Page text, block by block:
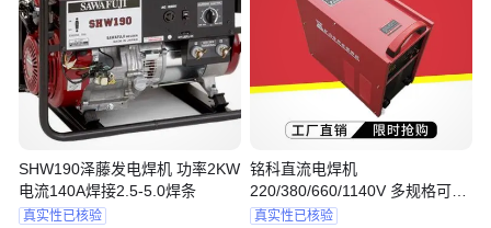
SHW190泽藤发电焊机 功率2KW
电流140A焊接2.5-5.0焊条
真实性已核验
铭科直流电焊机
220/380/660/1140V 多规格可选
IGBT逆变技术
真实性已核验